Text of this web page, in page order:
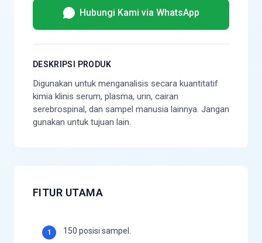
Hubungi Kami via WhatsApp
DESKRIPSI PRODUK
Digunakan untuk menganalisis secara kuantitatif
kimia klinis serum, plasma, urin, cairan
serebrospinal, dan sampel manusia lainnya. Jangan
gunakan untuk tujuan lain.
FITUR UTAMA
1 150 posisi sampel.